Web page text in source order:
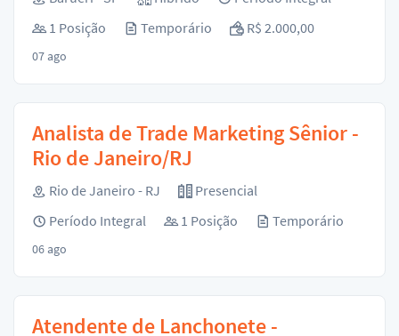
1 Posição
Temporário R$ 2.000,00
07 ago
Analista de Trade Marketing Sênior -
Rio de Janeiro/RJ
Rio de Janeiro - RJ
Presencial
Período Integral
1 Posição Temporário
06 ago
Atendente de Lanchonete -